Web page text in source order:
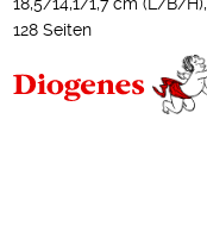
18,5/14,1/1,7 cm (L/B/H),
128 Seiten